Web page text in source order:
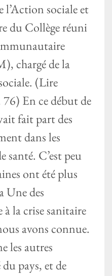
l’Action sociale et
du Collège réuni
chargé de la
(Lire
76) En ce début de
fait part des
dans les
santé. C’est peu
ont été plus
Une des
la crise sanitaire
avons connue.
les autres
pays, et de